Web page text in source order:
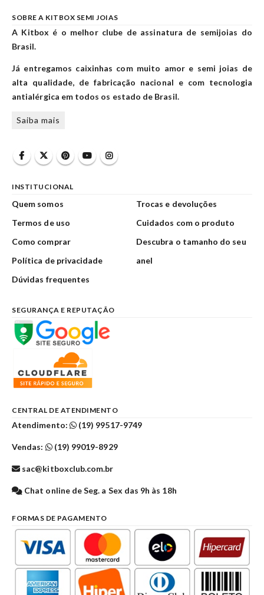
SOBRE A KITBOX SEMI JOIAS
A Kitbox é o melhor clube de assinatura de semijoias do
Brasil.
Já entregamos caixinhas com muito amor e semi joias de
alta qualidade, de fabricação nacional e com tecnologia
antialérgica em todos os estado de Brasil.
Saiba mais
INSTITUCIONAL
Quem somos
Termos de uso
Como comprar
Política de privacidade
Dúvidas frequentes
Trocas e devoluções
Cuidados com o produto
Descubra o tamanho do seu
anel
SEGURANÇA E REPUTAÇÃO
CENTRAL DE ATENDIMENTO
Atendimento: (19) 99517-9749
Vendas: (19) 99019-8929
sac@kitboxclub.com.br
Chat online de Seg. a Sex das 9h às 18h
FORMAS DE PAGAMENTO